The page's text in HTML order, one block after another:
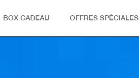
BOX CADEAU OFFRES SPÉCIALES